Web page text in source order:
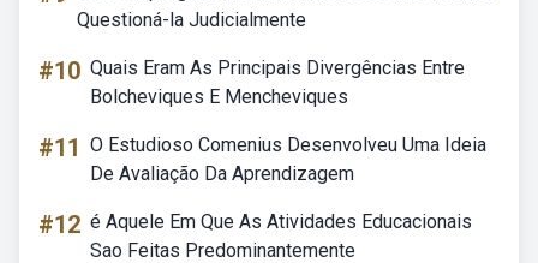
Questioná-la Judicialmente
#10 Quais Eram As Principais Divergências Entre
Bolcheviques E Mencheviques
#11 O Estudioso Comenius Desenvolveu Uma Ideia
De Avaliação Da Aprendizagem
#12 é Aquele Em Que As Atividades Educacionais
Sao Feitas Predominantemente